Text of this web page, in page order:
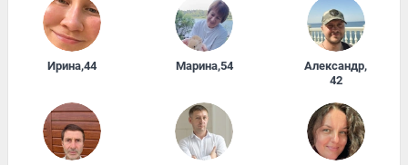
Ирина,44 Марина,54 Александр,
42